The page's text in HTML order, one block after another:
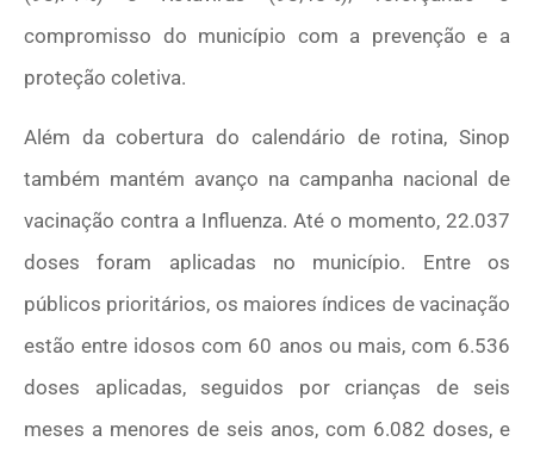
compromisso do município com a prevenção e a
proteção coletiva.
Além da cobertura do calendário de rotina, Sinop
também mantém avanço na campanha nacional de
vacinação contra a Influenza. Até o momento, 22.037
doses foram aplicadas no município. Entre os
públicos prioritários, os maiores índices de vacinação
estão entre idosos com 60 anos ou mais, com 6.536
doses aplicadas, seguidos por crianças de seis
meses a menores de seis anos, com 6.082 doses, e